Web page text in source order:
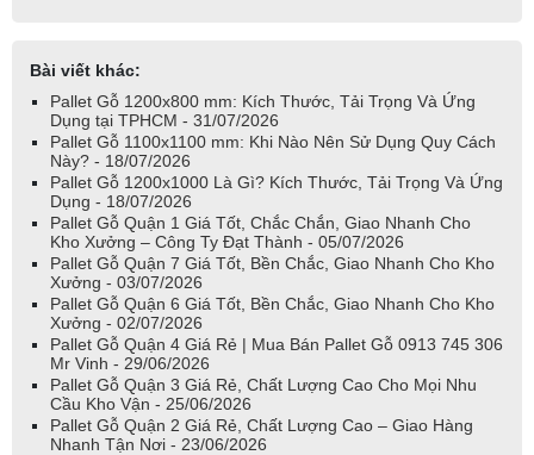
Bài viết khác:
Pallet Gỗ 1200x800 mm: Kích Thước, Tải Trọng Và Ứng
Dụng tại TPHCM - 31/07/2026
Pallet Gỗ 1100x1100 mm: Khi Nào Nên Sử Dụng Quy Cách
Này? - 18/07/2026
Pallet Gỗ 1200x1000 Là Gì? Kích Thước, Tải Trọng Và Ứng
Dụng - 18/07/2026
Pallet Gỗ Quận 1 Giá Tốt, Chắc Chắn, Giao Nhanh Cho
Kho Xưởng – Công Ty Đạt Thành - 05/07/2026
Pallet Gỗ Quận 7 Giá Tốt, Bền Chắc, Giao Nhanh Cho Kho
Xưởng - 03/07/2026
Pallet Gỗ Quận 6 Giá Tốt, Bền Chắc, Giao Nhanh Cho Kho
Xưởng - 02/07/2026
Pallet Gỗ Quận 4 Giá Rẻ | Mua Bán Pallet Gỗ 0913 745 306
Mr Vinh - 29/06/2026
Pallet Gỗ Quận 3 Giá Rẻ, Chất Lượng Cao Cho Mọi Nhu
Cầu Kho Vận - 25/06/2026
Pallet Gỗ Quận 2 Giá Rẻ, Chất Lượng Cao – Giao Hàng
Nhanh Tận Nơi - 23/06/2026